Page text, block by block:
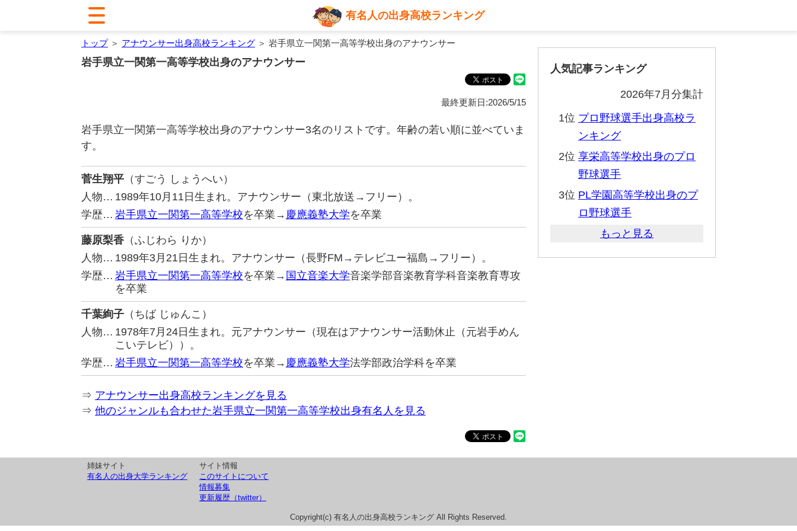
有名人の出身高校ランキング
トップ＞ アナウンサー出身高校ランキング ＞ 岩手県立一関第一高等学校出身のアナウンサー
岩手県立一関第一高等学校出身のアナウンサー
最終更新日:2026/5/15
岩手県立一関第一高等学校出身のアナウンサー3名のリストです。年齢の若い順に並べていま
す。
菅生翔平 （すごう しょうへい）
人物… 1989年10月11日生まれ。アナウンサー（東北放送→フリー）。
学歴… 岩手県立一関第一高等学校を卒業→ 慶應義塾大学を卒業
藤原梨香 （ふじわら りか）
人物… 1989年3月21日生まれ。アナウンサー（長野FM→テレビユー福島→フリー）。
学歴… 岩手県立一関第一高等学校を卒業→ 国立音楽大学音楽学部音楽教育学科音楽教育専攻
を卒業
千葉絢子 （ちば じゅんこ）
人物… 1978年7月24日生まれ。元アナウンサー（現在はアナウンサー活動休止（元岩手めん
こいテレビ））。
学歴… 岩手県立一関第一高等学校を卒業→ 慶應義塾大学法学部政治学科を卒業
⇒ アナウンサー出身高校ランキングを見る
⇒ 他のジャンルも合わせた岩手県立一関第一高等学校出身有名人を見る
人気記事ランキング
2026年7月分集計
1位 プロ野球選手出身高校ラ
ンキング
2位 享栄高等学校出身のプロ
野球選手
3位 PL学園高等学校出身のプ
ロ野球選手
もっと見る
姉妹サイト
有名人の出身大学ランキング
サイト情報
このサイトについて
情報募集
更新履歴（twitter）
Copyright(c) 有名人の出身高校ランキング All Rights Reserved.